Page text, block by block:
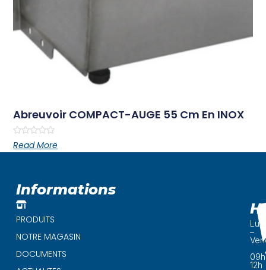
Abreuvoir COMPACT-AUGE 55 Cm En INOX
Rated
0
Read More
Informations
PRODUITS
NOTRE MAGASIN
DOCUMENTS
–
12h